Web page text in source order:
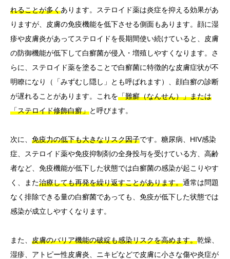
れることが多くあります。ステロイド薬は炎症を抑える効果があ
りますが、皮膚の免疫機能を低下させる側面もあります。顔に湿
疹や皮膚炎があってステロイドを長期間使い続けていると、皮膚
の防御機能が低下して白癬菌が侵入・増殖しやすくなります。さ
らに、ステロイド薬を塗ることで白癬菌に特徴的な皮膚症状が不
明瞭になり（「みずむし隠し」とも呼ばれます）、顔白癬の診断
が遅れることがあります。これを「難癬（なんせん）」または
「ステロイド修飾白癬」と呼びます。
次に、 免疫力の低下も大きなリスク因子です。糖尿病、HIV感染
症、ステロイド薬や免疫抑制剤の全身投与を受けている方、高齢
者など、免疫機能が低下した状態では白癬菌の感染が起こりやす
く、また治療しても再発を繰り返すことがあります。通常は問題
なく排除できる量の白癬菌であっても、免疫が低下した状態では
感染が成立しやすくなります。
また、 皮膚のバリア機能の破綻も感染リスクを高めます。乾燥、
湿疹、アトピー性皮膚炎、ニキビなどで皮膚に小さな傷や炎症が